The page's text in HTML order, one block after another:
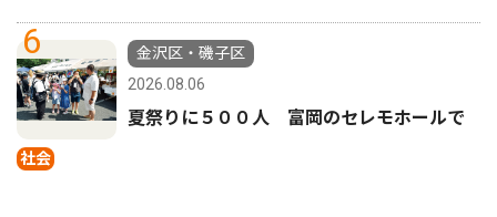
6
社会
金沢区・磯子区
2026.08.06
夏祭りに５００人 富岡のセレモホールで